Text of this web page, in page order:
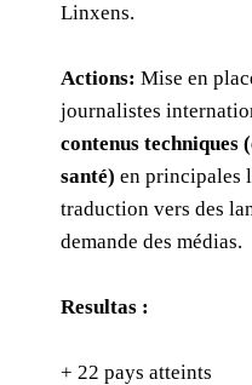
Linxens.
Actions:Mise en
journalistes
contenus
santé)en principales
traduction vers des
demande des médias.
Resultas :
+ 22 pays atteints